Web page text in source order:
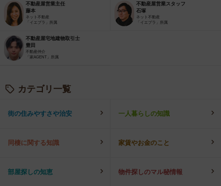
不動産屋営業主任
藤本
ネット不動産
「イエプラ」所属
不動産屋営業スタッフ
石塚
ネット不動産
「イエプラ」所属
不動産屋宅地建物取引士
豊田
不動産仲介
「家AGENT」所属
カテゴリ一覧
街の住みやすさや治安 一人暮らしの知識
同棲に関する知識 家賃やお金のこと
部屋探しの知恵 物件探しのマル秘情報